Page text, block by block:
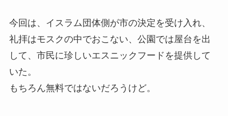
今回は、イスラム団体側が市の決定を受け入れ、
礼拝はモスクの中でおこない、公園では屋台を出
して、市民に珍しいエスニックフードを提供して
いた。
もちろん無料ではないだろうけど。